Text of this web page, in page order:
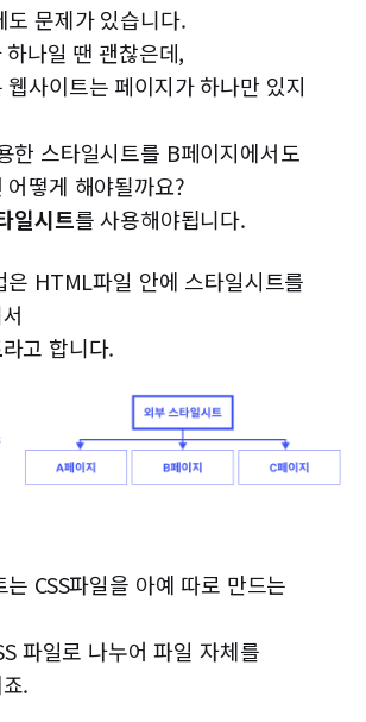
도 문제가 있습니다.
나일 땐 괜찮은데,
사이트는 페이지가 하나만 있지
한 스타일시트를 B페이지에서도
떻게 해야될까요?
일시트를 사용해야됩니다.
은 HTML파일 안에 스타일시트를
라고 합니다.
CSS파일을 아예 따로 만드는
파일로 나누어 파일 자체를
.